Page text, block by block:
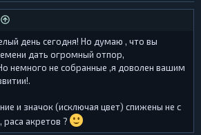
день сегодня! Но думаю , что вы
дать огромный отпор,
немного не собранные ,я доволен вашим
и значок (исключая цвет) спижены не с
раса акретов ?